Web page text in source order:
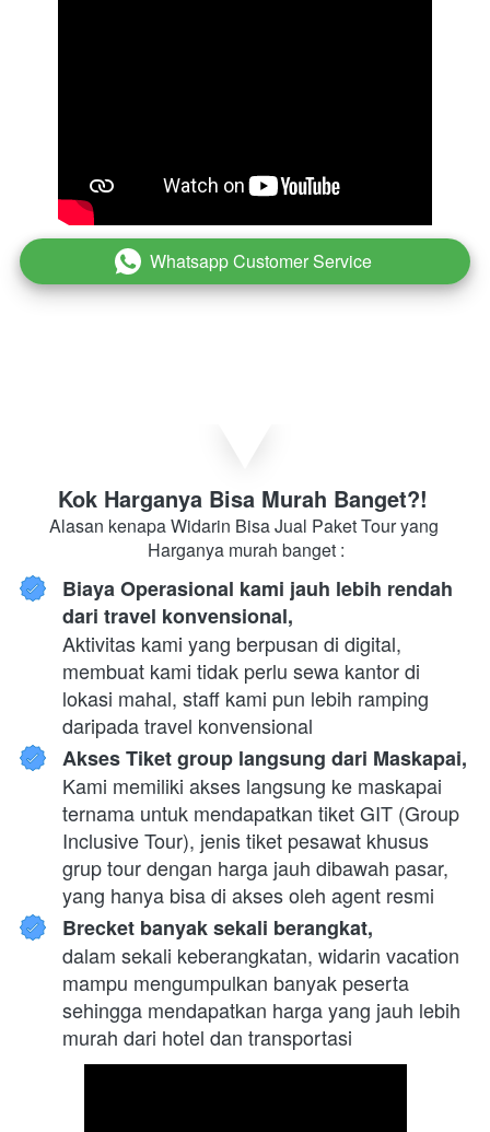
` Whatsapp Customer Service
Kok Harganya Bisa Murah Banget?!
Alasan kenapa Widarin Bisa Jual Paket Tour yang
Harganya murah banget :
Biaya Operasional kami jauh lebih rendah
dari travel konvensional,
Aktivitas kami yang berpusan di digital,
membuat kami tidak perlu sewa kantor di
lokasi mahal, staff kami pun lebih ramping
daripada travel konvensional
Akses Tiket group langsung dari Maskapai,
Kami memiliki akses langsung ke maskapai
ternama untuk mendapatkan tiket GIT (Group
Inclusive Tour), jenis tiket pesawat khusus
grup tour dengan harga jauh dibawah pasar,
yang hanya bisa di akses oleh agent resmi
Brecket banyak sekali berangkat,
dalam sekali keberangkatan, widarin vacation
mampu mengumpulkan banyak peserta
sehingga mendapatkan harga yang jauh lebih
murah dari hotel dan transportasi